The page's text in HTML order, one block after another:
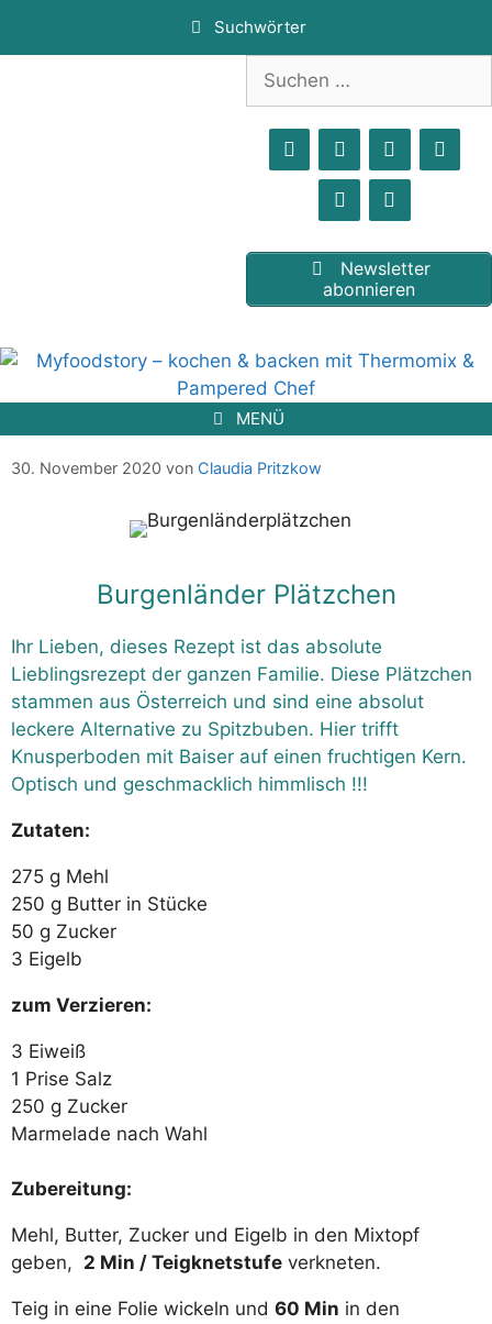
Suchwörter
Suchen
nach:
Newsletter
abonnieren
MENÜ
Burgenländer Plätzchen
30. November 2020 von Claudia Pritzkow
Burgenländer Plätzchen
Ihr Lieben, dieses Rezept ist das absolute
Lieblingsrezept der ganzen Familie. Diese Plätzchen
stammen aus Österreich und sind eine absolut
leckere Alternative zu Spitzbuben. Hier trifft
Knusperboden mit Baiser auf einen fruchtigen Kern.
Optisch und geschmacklich himmlisch !!!
Zutaten:
275 g Mehl
250 g Butter in Stücke
50 g Zucker
3 Eigelb
zum Verzieren:
3 Eiweiß
1 Prise Salz
250 g Zucker
Marmelade nach Wahl
Zubereitung:
Mehl, Butter, Zucker und Eigelb in den Mixtopf
geben, 2 Min / Teigknetstufe verkneten.
Teig in eine Folie wickeln und 60 Min in den